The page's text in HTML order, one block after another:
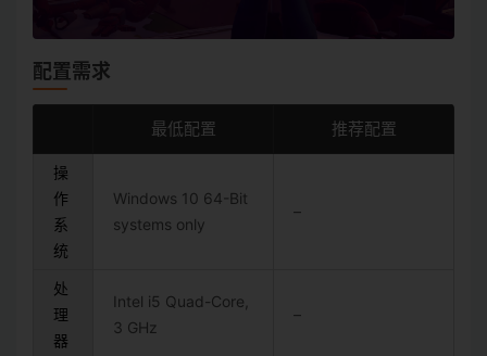
配置需求
最低配置 推荐配置
操
作
系
统
Windows 10 64-Bit
systems only
–
处
理
器
Intel i5 Quad-Core,
3 GHz
–